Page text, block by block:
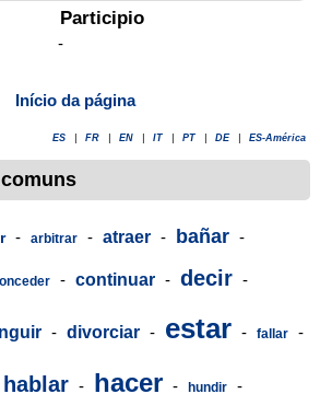
Participio
-
Início da página
ES FR EN IT PT DE ES-América
- arbitrar - atraer - bañar -
- continuar - decir -
- divorciar - estar - fallar -
hablar - hacer - hundir -